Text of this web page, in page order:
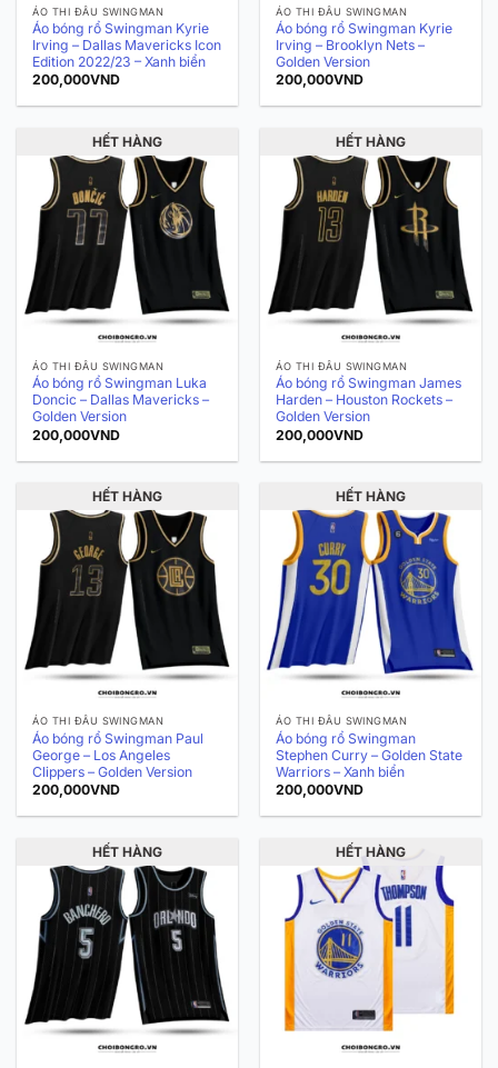
ÁO THI ĐẤU SWINGMAN
Áo bóng rổ Swingman Kyrie
Irving – Dallas Mavericks Icon
Edition 2022/23 – Xanh biển
200,000VND
ÁO THI ĐẤU SWINGMAN
Áo bóng rổ Swingman Kyrie
Irving – Brooklyn Nets –
Golden Version
200,000VND
HẾT HÀNG
ÁO THI ĐẤU SWINGMAN
Áo bóng rổ Swingman Luka
Doncic – Dallas Mavericks –
Golden Version
200,000VND
HẾT HÀNG
ÁO THI ĐẤU SWINGMAN
Áo bóng rổ Swingman James
Harden – Houston Rockets –
Golden Version
200,000VND
HẾT HÀNG
ÁO THI ĐẤU SWINGMAN
Áo bóng rổ Swingman Paul
George – Los Angeles
Clippers – Golden Version
200,000VND
HẾT HÀNG
ÁO THI ĐẤU SWINGMAN
Áo bóng rổ Swingman
Stephen Curry – Golden State
Warriors – Xanh biển
200,000VND
HẾT HÀNG HẾT HÀNG